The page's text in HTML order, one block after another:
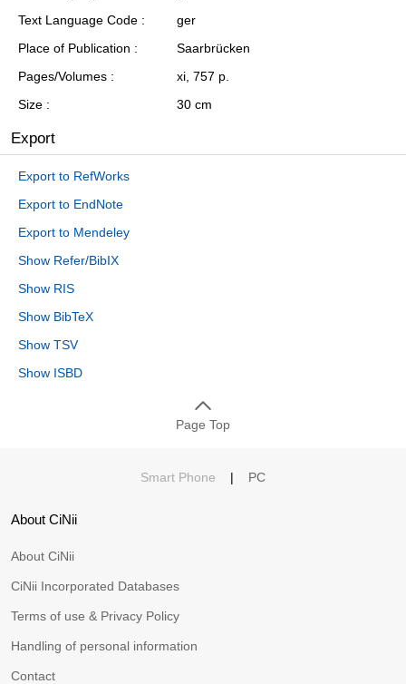
Text Language Code
ger
Place of Publication
Saarbrücken
Pages/Volumes
xi, 757 p.
Size
30 cm
Export
Export to RefWorks
Export to EndNote
Export to Mendeley
Show Refer/BibIX
Show RIS
Show BibTeX
Show TSV
Show ISBD
Page Top
Smart Phone | PC
About CiNii
About CiNii
CiNii Incorporated Databases
Terms of use & Privacy Policy
Handling of personal information
Contact